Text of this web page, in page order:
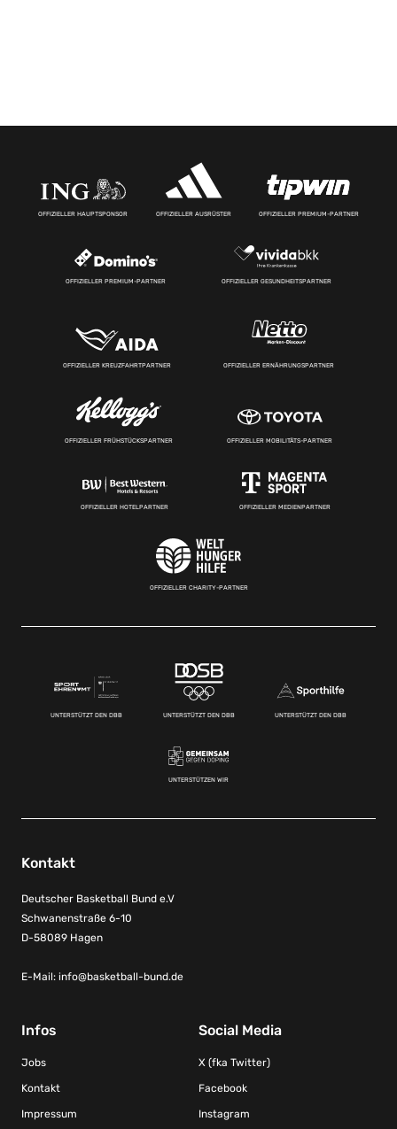
OFFIZIELLER HAUPTSPONSOR OFFIZIELLER AUSRÜSTER OFFIZIELLER PREMIUM-PARTNER
OFFIZIELLER PREMIUM-PARTNER OFFIZIELLER GESUNDHEITSPARTNER
OFFIZIELLER KREUZFAHRTPARTNER OFFIZIELLER ERNÄHRUNGSPARTNER
OFFIZIELLER FRÜHSTÜCKSPARTNER OFFIZIELLER MOBILITÄTS-PARTNER
OFFIZIELLER HOTELPARTNER OFFIZIELLER MEDIENPARTNER
OFFIZIELLER CHARITY-PARTNER
UNTERSTÜTZT DEN DBB UNTERSTÜTZT DEN DBB UNTERSTÜTZT DEN DBB
UNTERSTÜTZEN WIR
Kontakt
Deutscher Basketball Bund e.V
Schwanenstraße 6-10
D-58089 Hagen
E-Mail: info@basketball-bund.de
Infos
Jobs
Kontakt
Impressum
Social Media
X (fka Twitter)
Facebook
Instagram